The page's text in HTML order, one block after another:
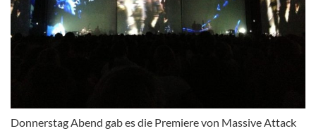
Donnerstag Abend gab es die Premiere von Massive Attack